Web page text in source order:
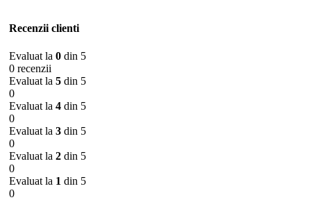
Recenzii clienti
Evaluat la 0 din 5
0 recenzii
Evaluat la 5 din 5
0
Evaluat la 4 din 5
0
Evaluat la 3 din 5
0
Evaluat la 2 din 5
0
Evaluat la 1 din 5
0